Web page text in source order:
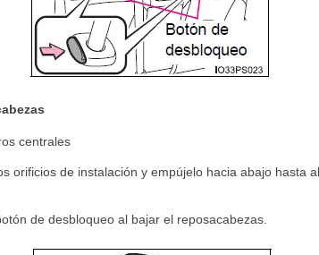
centrales
orificios de instalación y empújelo hacia abajo hasta
de desbloqueo al bajar el reposacabezas.